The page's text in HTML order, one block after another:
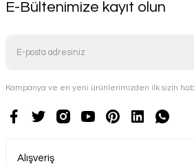
E-Bültenimize kayıt olun
Kampanya ve en yeni ürünlerimizden ilk sizin
Alışveriş